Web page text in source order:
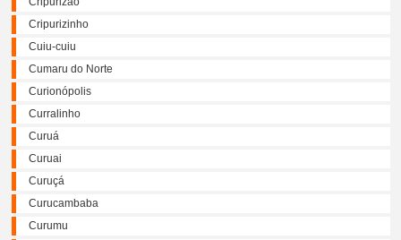
Cripurizinho
Cuiu-cuiu
Cumaru do Norte
Curionópolis
Curralinho
Curuá
Curuai
Curuçá
Curucambaba
Curumu